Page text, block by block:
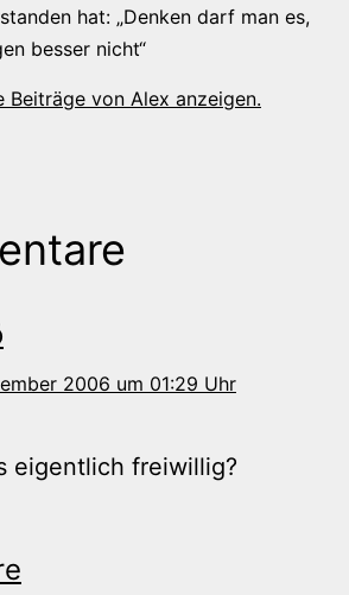
hat: „Denken darf man es,
besser nicht“
Beiträge von Alex anzeigen.
2006 um 01:29 Uhr
eigentlich freiwillig?